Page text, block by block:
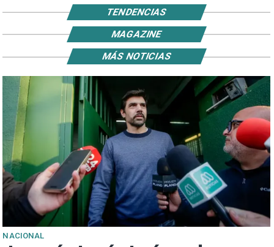
TENDENCIAS
MAGAZINE
NACIONAL
MÁS NOTICIAS